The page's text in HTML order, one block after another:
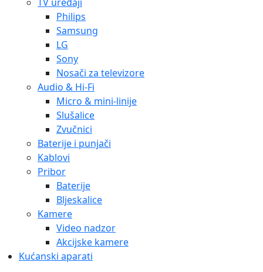
Philips
Samsung
LG
Sony
Nosači za televizore
Audio & Hi-Fi
Micro & mini-linije
Slušalice
Zvučnici
Baterije i punjači
Kablovi
Pribor
Baterije
Bljeskalice
Kamere
Video nadzor
Akcijske kamere
Kućanski aparati